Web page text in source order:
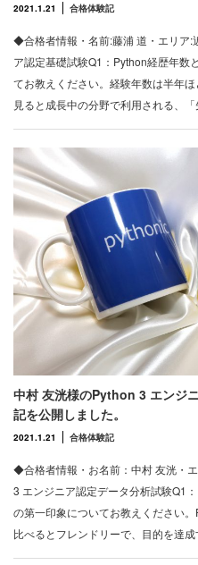
2021.1.21 合格体験記
◆合格者情報・名前:藤浦 道・エリア:
ア認定基礎試験Q1：Python経歴年数
てお教えください。経験年数は半年
見ると成長中の分野で利用される、
中村 友洸様のPython 3 エンジ
記を公開しました。
2021.1.21 合格体験記
◆合格者情報・お名前：中村 友洸・
3 エンジニア認定データ分析試験Q1
の第一印象についてお教えください
比べるとフレンドリーで、目的を達